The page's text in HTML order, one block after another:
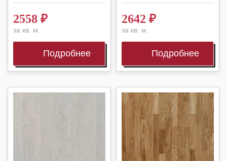
2558 ₽
за кв. м.
Подробнее
2642 ₽
за кв. м.
Подробнее